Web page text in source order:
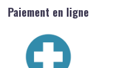
Paiement en ligne